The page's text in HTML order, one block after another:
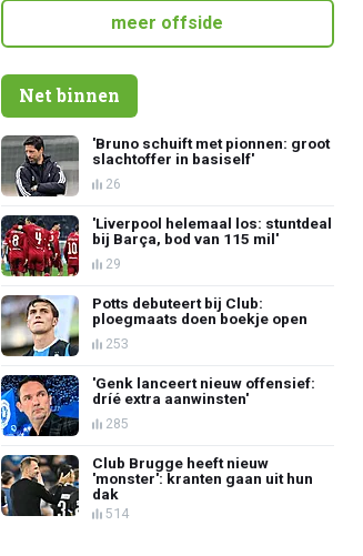
meer offside
Net binnen
'Bruno schuift met pionnen: groot
slachtoffer in basiself'
26
'Liverpool helemaal los: stuntdeal
bij Barça, bod van 115 mil'
29
Potts debuteert bij Club:
ploegmaats doen boekje open
253
'Genk lanceert nieuw offensief:
dríé extra aanwinsten'
285
Club Brugge heeft nieuw
'monster': kranten gaan uit hun
dak
514